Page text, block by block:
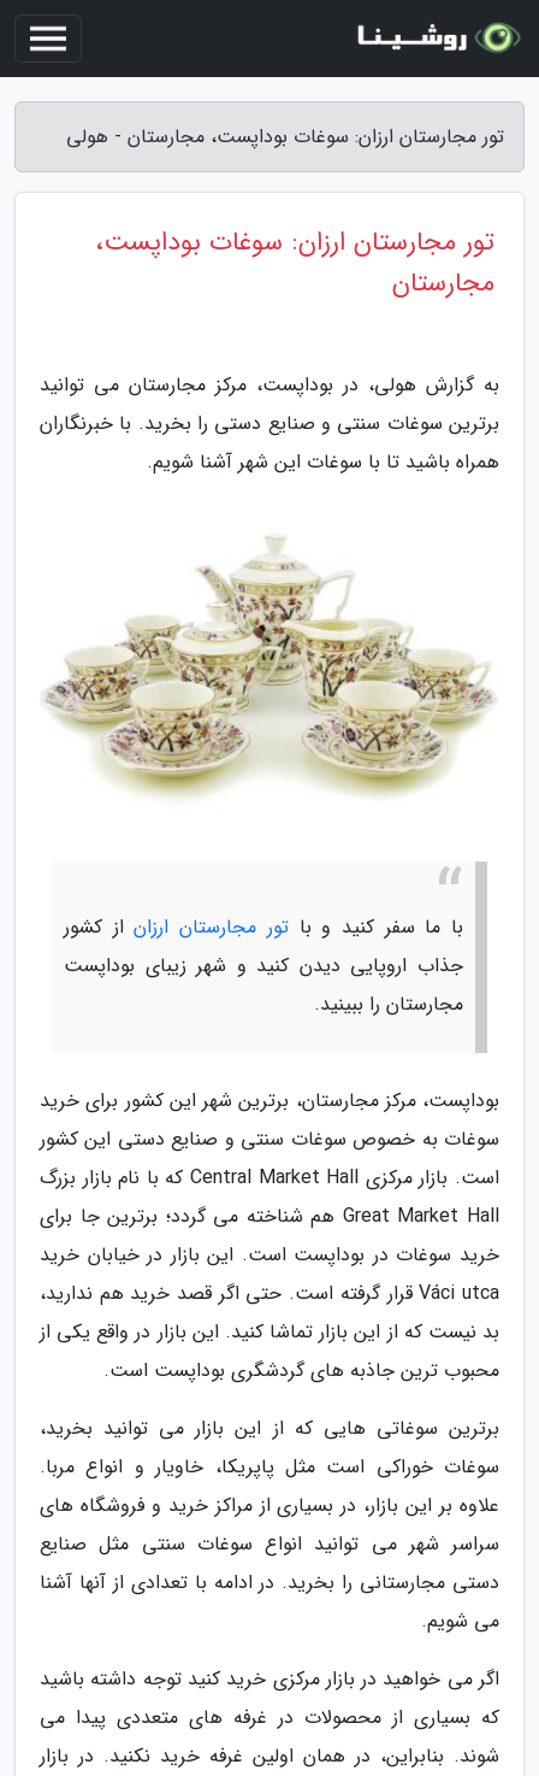
تور مجارستان ارزان: سوغات بوداپست، مجارستان - هولی
تور مجارستان ارزان: سوغات بوداپست،
مجارستان
به گزارش هولی، در بوداپست، مرکز مجارستان می توانید
برترین سوغات سنتی و صنایع دستی را بخرید. با خبرنگاران
همراه باشید تا با سوغات این شهر آشنا شویم.
با ما سفر کنید و باتور مجارستان ارزاناز کشور
جذاب اروپایی دیدن کنید و شهر زیبای بوداپست
مجارستان را ببینید.
بوداپست، مرکز مجارستان، برترین شهر این کشور برای خرید
سوغات به خصوص سوغات سنتی و صنایع دستی این کشور
است. بازار مرکزی Central Market Hall که با نام بازار بزرگ
Great Market Hall هم شناخته می گردد؛ برترین جا برای
خرید سوغات در بوداپست است. این بازار در خیابان خرید
Váci utca قرار گرفته است. حتی اگر قصد خرید هم ندارید،
بد نیست که از این بازار تماشا کنید. این بازار در واقع یکی از
محبوب ترین جاذبه های گردشگری بوداپست است.
برترین سوغاتی هایی که از این بازار می توانید بخرید،
سوغات خوراکی است مثل پاپریکا، خاویار و انواع مربا.
علاوه بر این بازار، در بسیاری از مراکز خرید و فروشگاه های
سراسر شهر می توانید انواع سوغات سنتی مثل صنایع
دستی مجارستانی را بخرید. در ادامه با تعدادی از آنها آشنا
می شویم.
اگر می خواهید در بازار مرکزی خرید کنید توجه داشته باشید
که بسیاری از محصولات در غرفه های متعددی پیدا می
شوند. بنابراین، در همان اولین غرفه خرید نکنید. در بازار